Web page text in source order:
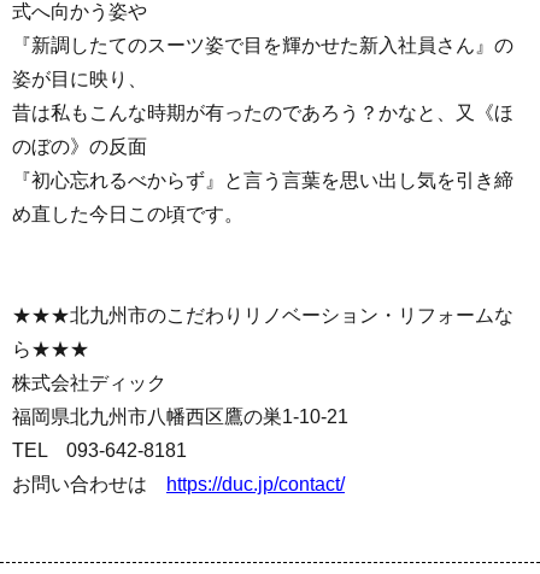
式へ向かう姿や
『新調したてのスーツ姿で目を輝かせた新入社員さん』の
姿が目に映り、
昔は私もこんな時期が有ったのであろう？かなと、又《ほ
のぼの》の反面
『初心忘れるべからず』と言う言葉を思い出し気を引き締
め直した今日この頃です。
★★★北九州市のこだわりリノベーション・リフォームな
ら★★★
株式会社ディック
福岡県北九州市八幡西区鷹の巣1-10-21
TEL 093-642-8181
お問い合わせは
https://duc.jp/contact/